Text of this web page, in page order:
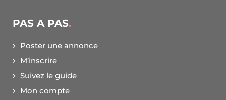
PAS A PAS
Poster une annonce
M’inscrire
Suivez le guide
Mon compte